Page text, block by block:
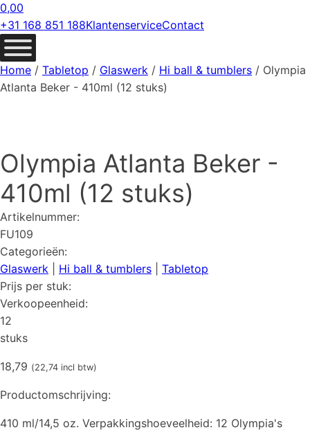
0,00
+31 168 851 188KlantenserviceContact
Home / Tabletop / Glaswerk / Hi ball & tumblers / Olympia
Atlanta Beker - 410ml (12 stuks)
Olympia Atlanta Beker -
410ml (12 stuks)
Artikelnummer:
FU109
Categorieën:
Glaswerk
Hi ball & tumblers
Tabletop
Prijs per stuk:
Verkoopeenheid:
12
stuks
18,79 (22,74 incl btw)
Productomschrijving:
410 ml/14,5 oz. Verpakkingshoeveelheid: 12 Olympia's